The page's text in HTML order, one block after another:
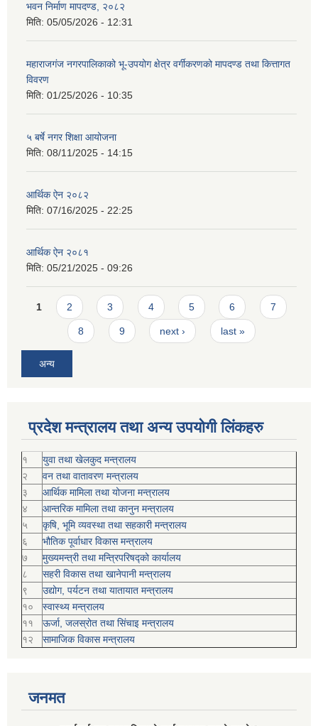
भवन निर्माण मापदण्ड, २०८२
मिति: 05/05/2026 - 12:31
महाराजगंज नगरपालिकाको भू-उपयोग क्षेत्र वर्गीकरणको मापदण्ड तथा कित्तागत
विवरण
मिति: 01/25/2026 - 10:35
५ बर्षे नगर शिक्षा आयोजना
मिति: 08/11/2025 - 14:15
आर्थिक ऐन २०८२
मिति: 07/16/2025 - 22:25
आर्थिक ऐन २०८१
मिति: 05/21/2025 - 09:26
Pages
1 2 3 4 5 6 7
8 9 next › last »
अन्य
प्रदेश मन्त्रालय तथा अन्य उपयोगी लिंकहरु
१
युवा तथा खेलकुद मन्त्रालय
२
वन तथा वातावरण मन्त्रालय
३
आर्थिक मामिला तथा योजना मन्त्रालय
४
आन्तरिक मामिला तथा कानुन मन्त्रालय
५
कृषि, भूमि व्यवस्था तथा सहकारी मन्त्रालय
६
भौतिक पूर्वाधार विकास मन्त्रालय
७
मुख्यमन्त्री तथा मन्त्रिपरिषद्को कार्यालय
८
सहरी विकास तथा खानेपानी मन्त्रालय
९
उद्योग, पर्यटन तथा यातायात मन्त्रालय
१०
स्वास्थ्य मन्त्रालय
११
ऊर्जा, जलस्रोत तथा सिंचाइ मन्त्रालय
१२
सामाजिक विकास मन्‍‍त्रालय
जनमत